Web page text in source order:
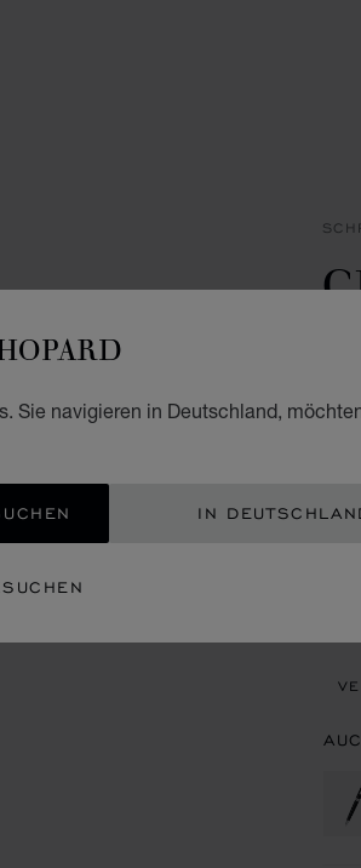
Sie navigieren in Deutschland,
IN